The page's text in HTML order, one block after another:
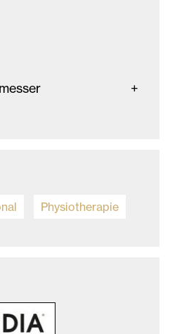
Physiotherapie